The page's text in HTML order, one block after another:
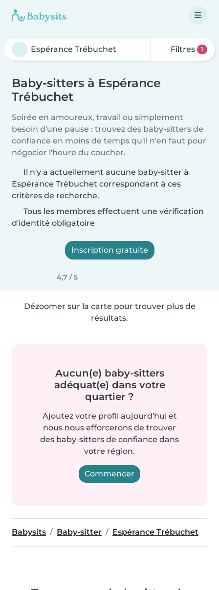
Filtres 1
Baby-sitters à Espérance
Trébuchet
Soirée en amoureux, travail ou simplement
besoin d'une pause : trouvez des baby-sitters de
confiance en moins de temps qu'il n'en faut pour
négocier l'heure du coucher.
Il n'y a actuellement aucune baby-sitter à
Espérance Trébuchet correspondant à ces
critères de recherche.
Tous les membres effectuent une vérification
d'identité obligatoire
Inscription gratuite
4,7 / 5
Dézoomer sur la carte pour trouver plus de
résultats.
Aucun(e) baby-sitters
adéquat(e) dans votre
quartier ?
Ajoutez votre profil aujourd'hui et
nous nous efforcerons de trouver
des baby-sitters de confiance dans
votre région.
Commencer
Babysits Baby-sitter Espérance Trébuchet